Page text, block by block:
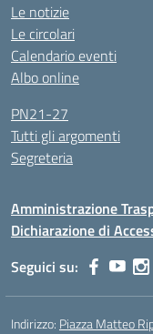
Le notizie
Le circolari
Calendario eventi
Albo online
PN21-27
Tutti gli argomenti
Segreteria
Amministrazione
Dichiarazione di
Seguici su:
Indirizzo: Piazza Matteo